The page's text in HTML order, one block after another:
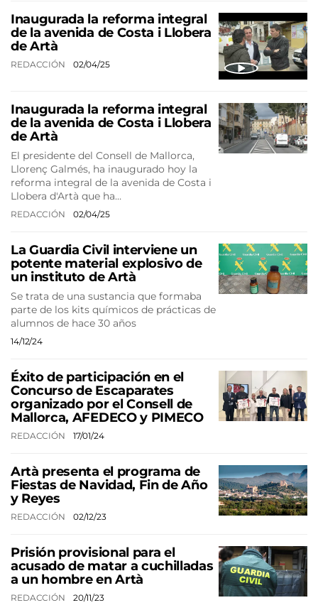
Inaugurada la reforma integral
de la avenida de Costa i Llobera
de Artà
REDACCIÓN 02/04/25
Inaugurada la reforma integral
de la avenida de Costa i Llobera
de Artà
El presidente del Consell de Mallorca,
Llorenç Galmés, ha inaugurado hoy la
reforma integral de la avenida de Costa i
Llobera d'Artà que ha…
REDACCIÓN 02/04/25
La Guardia Civil interviene un
potente material explosivo de
un instituto de Artà
Se trata de una sustancia que formaba
parte de los kits químicos de prácticas de
alumnos de hace 30 años
14/12/24
Éxito de participación en el
Concurso de Escaparates
organizado por el Consell de
Mallorca, AFEDECO y PIMECO
REDACCIÓN 17/01/24
Artà presenta el programa de
Fiestas de Navidad, Fin de Año
y Reyes
REDACCIÓN 02/12/23
Prisión provisional para el
acusado de matar a cuchilladas
a un hombre en Artà
REDACCIÓN 20/11/23